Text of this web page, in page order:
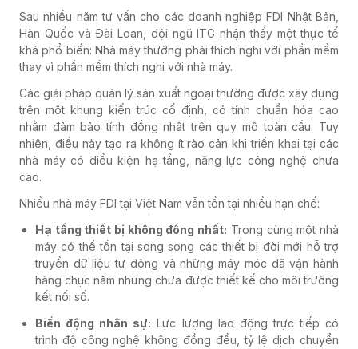
Sau nhiều năm tư vấn cho các doanh nghiệp FDI Nhật Bản,
Hàn Quốc và Đài Loan, đội ngũ ITG nhận thấy một thực tế
khá phổ biến: Nhà máy thường phải thích nghi với phần mềm
thay vì phần mềm thích nghi với nhà máy.
Các giải pháp quản lý sản xuất ngoại thường được xây dựng
trên một khung kiến trúc cố định, có tính chuẩn hóa cao
nhằm đảm bảo tính đồng nhất trên quy mô toàn cầu. Tuy
nhiên, điều này tạo ra không ít rào cản khi triển khai tại các
nhà máy có điều kiện hạ tầng, năng lực công nghệ chưa
cao.
Nhiều nhà máy FDI tại Việt Nam vẫn tồn tại nhiều hạn chế:
Hạ tầng thiết bị không đồng nhất: Trong cùng một nhà
máy có thể tồn tại song song các thiết bị đời mới hỗ trợ
truyền dữ liệu tự động và những máy móc đã vận hành
hàng chục năm nhưng chưa được thiết kế cho môi trường
kết nối số.
Biến động nhân sự: Lực lượng lao động trực tiếp có
trình độ công nghệ không đồng đều, tỷ lệ dịch chuyển